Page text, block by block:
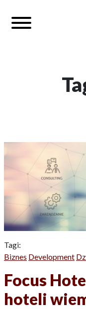
Tagi:
Biznes Development
Focus
hoteli